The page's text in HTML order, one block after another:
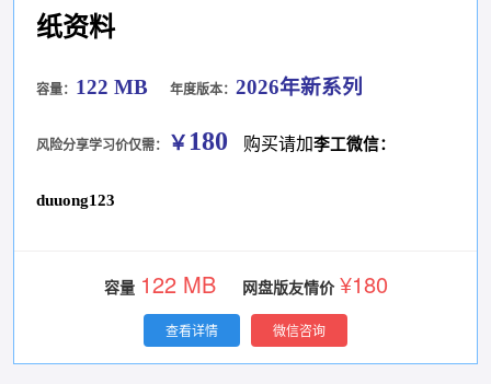
纸资料
容量： 122 MB 年度版本： 2026年新系列
风险分享学习价仅需： ￥ 180 购买请加李工微信：
duuong123
容量 122 MB 网盘版友情价 ¥180
查看详情 微信咨询